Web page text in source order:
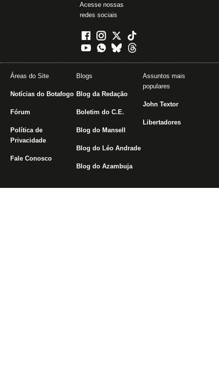
Acesse nossas
redes sociais
Áreas do Site
Notícias do Botafogo
Fórum
Política de
Privacidade
Fale Conosco
Blogs
Blog da Redação
Boletim do C.E.
Blog do Mansell
Blog do Léo Andrade
Blog do Azambuja
Assuntos mais
populares
John Textor
Libertadores